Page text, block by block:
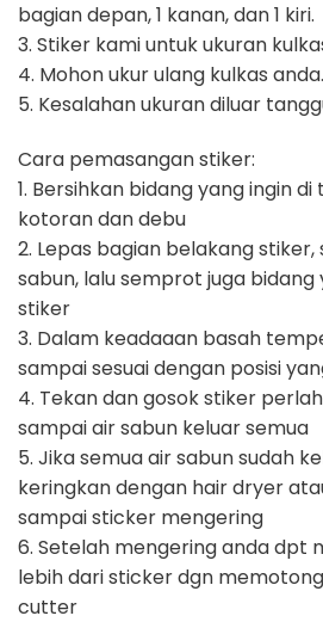
bagian depan, 1 kanan, dan 1 kiri.
3. Stiker kami untuk ukuran
4. Mohon ukur ulang kulkas anda.
5. Kesalahan ukuran diluar
Cara pemasangan stiker:
1. Bersihkan bidang yang ingin
kotoran dan debu
2. Lepas bagian belakang
sabun, lalu semprot juga
stiker
3. Dalam keadaaan basah
sampai sesuai dengan posisi
4. Tekan dan gosok stiker
sampai air sabun keluar semua
5. Jika semua air sabun sudah
keringkan dengan hair dryer
sampai sticker mengering
6. Setelah mengering anda dpt
lebih dari sticker dgn
cutter